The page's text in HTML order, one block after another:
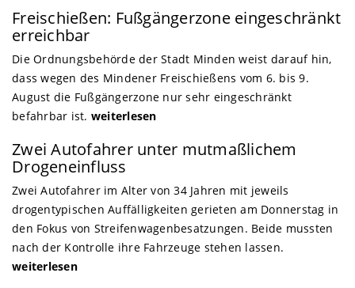
Freischießen: Fußgängerzone eingeschränkt
erreichbar
Die Ordnungsbehörde der Stadt Minden weist darauf hin,
dass wegen des Mindener Freischießens vom 6. bis 9.
August die Fußgängerzone nur sehr eingeschränkt
befahrbar ist. weiterlesen
Zwei Autofahrer unter mutmaßlichem
Drogeneinfluss
Zwei Autofahrer im Alter von 34 Jahren mit jeweils
drogentypischen Auffälligkeiten gerieten am Donnerstag in
den Fokus von Streifenwagenbesatzungen. Beide mussten
nach der Kontrolle ihre Fahrzeuge stehen lassen.
weiterlesen